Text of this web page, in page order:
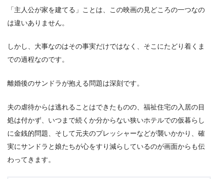
「主人公が家を建てる」ことは、この映画の見どころの一つなの
は違いありません。
しかし、大事なのはその事実だけではなく、そこにたどり着くま
での過程なのです。
離婚後のサンドラが抱える問題は深刻です。
夫の虐待からは逃れることはできたものの、福祉住宅の入居の目
処は付かず、いつまで続くか分からない狭いホテルでの仮暮らし
に金銭的問題、そして元夫のプレッシャーなどが襲いかかり、確
実にサンドラと娘たちが心をすり減らしているのが画面からも伝
わってきます。